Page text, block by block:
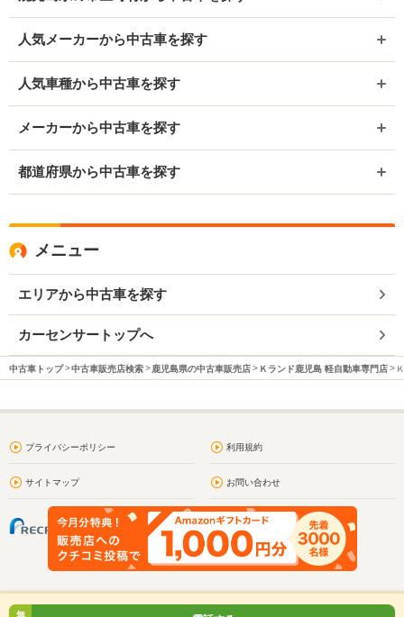
人気メーカーから中古車を探す
人気車種から中古車を探す
メーカーから中古車を探す
都道府県から中古車を探す
メニュー
エリアから中古車を探す
カーセンサートップへ
中古車トップ 中古車販売店検索 鹿児島県の中古車販売店 Ｋランド鹿児島 軽自動車専門店
プライバシーポリシー 利用規約
サイトマップ お問い合わせ
無